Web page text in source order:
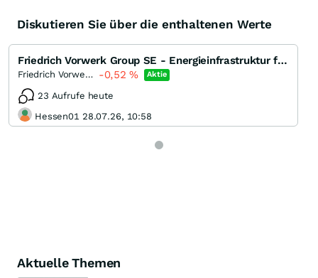
Diskutieren Sie über die enthaltenen Werte
Friedrich Vorwerk Group SE - Energieinfrastruktur für Wasserstoff und Strom
Friedrich Vorwerk Group -0,52% Aktie
23 Aufrufe heute
Hessen01 28.07.26, 10:58
Aktuelle Themen